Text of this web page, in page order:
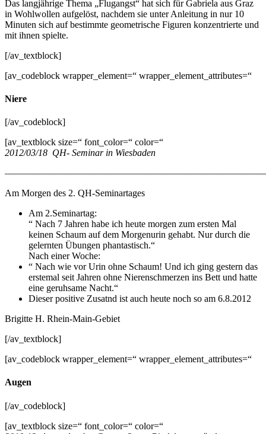
Das langjährige Thema „Flugangst“ hat sich für Gabriela aus Graz
in Wohlwollen aufgelöst, nachdem sie unter Anleitung in nur 10
Minuten sich auf bestimmte geometrische Figuren konzentrierte und
mit ihnen spielte.
[/av_textblock]
[av_codeblock wrapper_element=“ wrapper_element_attributes=“
Niere
[/av_codeblock]
[av_textblock size=“ font_color=“ color=“
2012/03/18 QH- Seminar in Wiesbaden
———————————————————————————–
Am Morgen des 2. QH-Seminartages
Am 2.Seminartag:
“ Nach 7 Jahren habe ich heute morgen zum ersten Mal
keinen Schaum auf dem Morgenurin gehabt. Nur durch die
gelernten Übungen phantastisch.“
Nach einer Woche:
“ Nach wie vor Urin ohne Schaum! Und ich ging gestern das
erstemal seit Jahren ohne Nierenschmerzen ins Bett und hatte
eine geruhsame Nacht.“
Dieser positive Zusatnd ist auch heute noch so am 6.8.2012
Brigitte H. Rhein-Main-Gebiet
[/av_textblock]
[av_codeblock wrapper_element=“ wrapper_element_attributes=“
Augen
[/av_codeblock]
[av_textblock size=“ font_color=“ color=“